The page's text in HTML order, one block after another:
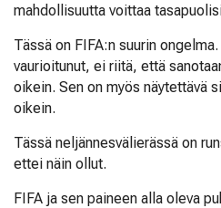
mahdollisuutta voittaa
Tässä on FIFA:n suurin
vaurioitunut, ei riitä, että
oikein. Sen on myös näytettävä
oikein.
Tässä neljännesvälierässä on
ettei näin ollut.
FIFA ja sen paineen alla oleva